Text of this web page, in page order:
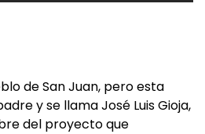
de San Juan, pero esta
y se llama José Luis Gioja,
del proyecto que